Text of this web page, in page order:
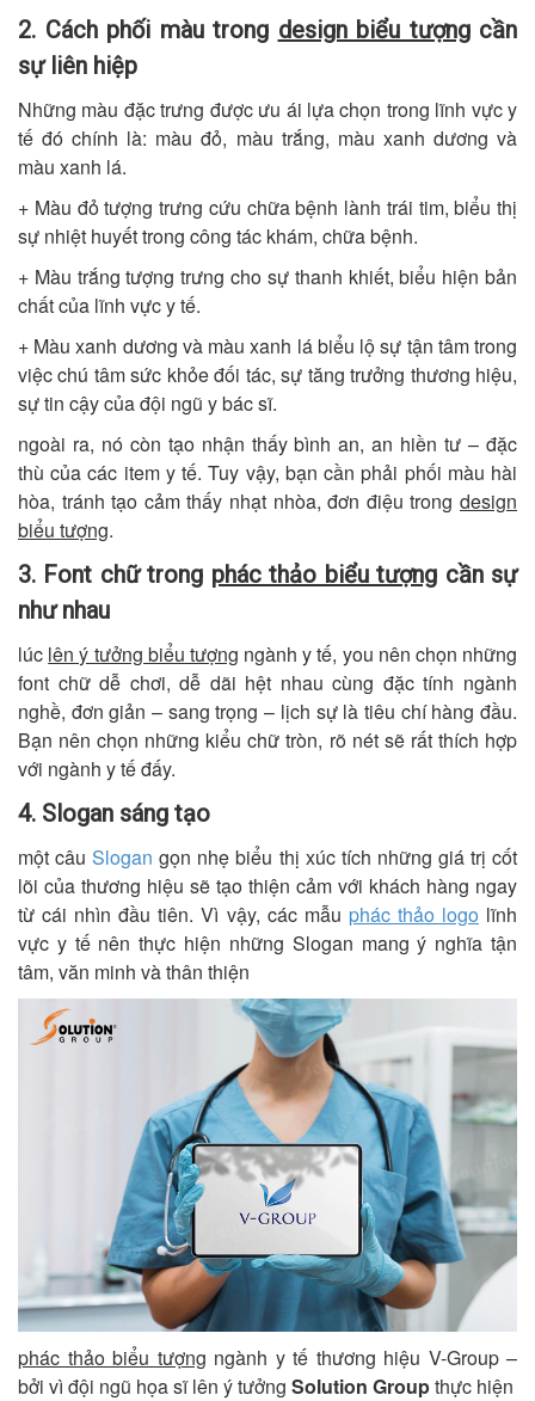
2. Cách phối màu trong design biểu tượngcần
sự liên hiệp
Những màu đặc trưng được ưu ái lựa chọn trong lĩnh vực y
tế đó chính là: màu đỏ, màu trắng, màu xanh dương và
màu xanh lá.
+ Màu đỏ tượng trưng cứu chữa bệnh lành trái tim, biểu thị
sự nhiệt huyết trong công tác khám, chữa bệnh.
+ Màu trắng tượng trưng cho sự thanh khiết, biểu hiện bản
chất của lĩnh vực y tế.
+ Màu xanh dương và màu xanh lá biểu lộ sự tận tâm trong
việc chú tâm sức khỏe đối tác, sự tăng trưởng thương hiệu,
sự tin cậy của đội ngũ y bác sĩ.
ngoài ra, nó còn tạo nhận thấy bình an, an hiền tư – đặc
thù của các item y tế. Tuy vậy, bạn cần phải phối màu hài
hòa, tránh tạo cảm thấy nhạt nhòa, đơn điệu trong design
biểu tượng.
3. Font chữ trong phác thảo biểu tượng cần sự
như nhau
lúc lên ý tưởng biểu tượng ngành y tế, you nên chọn những
font chữ dễ chơi, dễ dãi hệt nhau cùng đặc tính ngành
nghề, đơn giản – sang trọng – lịch sự là tiêu chí hàng đầu.
Bạn nên chọn những kiểu chữ tròn, rõ nét sẽ rất thích hợp
với ngành y tế đấy.
4. Slogan sáng tạo
một câuSlogan gọn nhẹ biểu thị xúc tích những giá trị cốt
lõi của thương hiệu sẽ tạo thiện cảm với khách hàng ngay
từ cái nhìn đầu tiên. Vì vậy, các mẫu phác thảo logo lĩnh
vực y tế nên thực hiện những Slogan mang ý nghĩa tận
tâm, văn minh và thân thiện
phác thảo biểu tượng ngành y tế thương hiệu V-Group –
bởi vì đội ngũ họa sĩ lên ý tưởng Solution Groupthực hiện